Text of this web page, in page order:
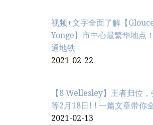
视频+文字全面了解【
Yonge】市中心最繁华地点
通地铁
2021-02-22
【8 Wellesley】王者归位
等2月18日! ! 一篇文章带你
2021-02-13